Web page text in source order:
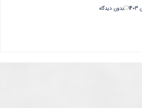
بدون دیدگاه